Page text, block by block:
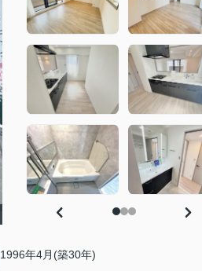
1996年4月(築30年)